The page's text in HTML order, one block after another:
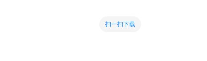
扫一扫下载